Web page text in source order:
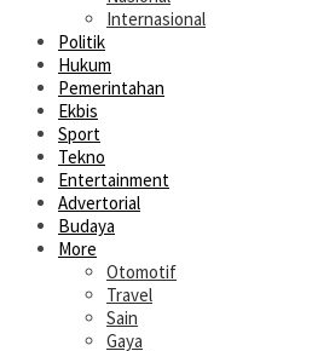
Internasional
Politik
Hukum
Pemerintahan
Ekbis
Sport
Tekno
Entertainment
Advertorial
Budaya
More
Otomotif
Travel
Sain
Gaya